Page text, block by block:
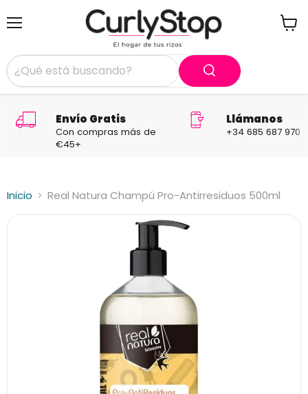
Envío Gratis
Con compras más de
€45+
Llámanos
+34 685 687 970
Inicio Real Natura Champú Pro-Antirresiduos 500ml